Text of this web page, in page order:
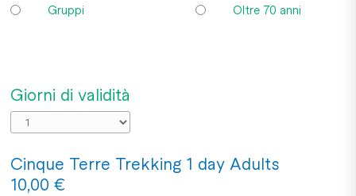
Gruppi Oltre 70 anni
Giorni di validità
Cinque Terre Trekking 1 day Adults
10,00 €